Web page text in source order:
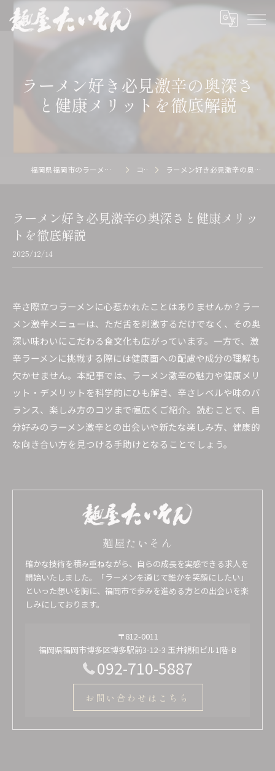
ラーメン好き必見激辛の奥深さ
と健康メリットを徹底解説
福岡県福岡市のラーメン店の求人なら麺屋 たいそん コラム ラーメン好き必見激辛の奥深さと健康メリットを徹底解説
ラーメン好き必見激辛の奥深さと健康メリッ
トを徹底解説
2025/12/14
辛さ際立つラーメンに心惹かれたことはありませんか？ラー
メン激辛メニューは、ただ舌を刺激するだけでなく、その奥
深い味わいにこだわる食文化も広がっています。一方で、激
辛ラーメンに挑戦する際には健康面への配慮や成分の理解も
欠かせません。本記事では、ラーメン激辛の魅力や健康メリ
ット・デメリットを科学的にひも解き、辛さレベルや味のバ
ランス、楽しみ方のコツまで幅広くご紹介。読むことで、自
分好みのラーメン激辛との出会いや新たな楽しみ方、健康的
な向き合い方を見つける手助けとなることでしょう。
麺屋たいそん
確かな技術を積み重ねながら、自らの成長を実感できる求人を
開始いたしました。「ラーメンを通じて誰かを笑顔にしたい」
といった想いを胸に、福岡市で歩みを進める方との出会いを楽
しみにしております。
〒812-0011
福岡県福岡市博多区博多駅前3-12-3 玉井親和ビル1階-B
092-710-5887
お問い合わせはこちら